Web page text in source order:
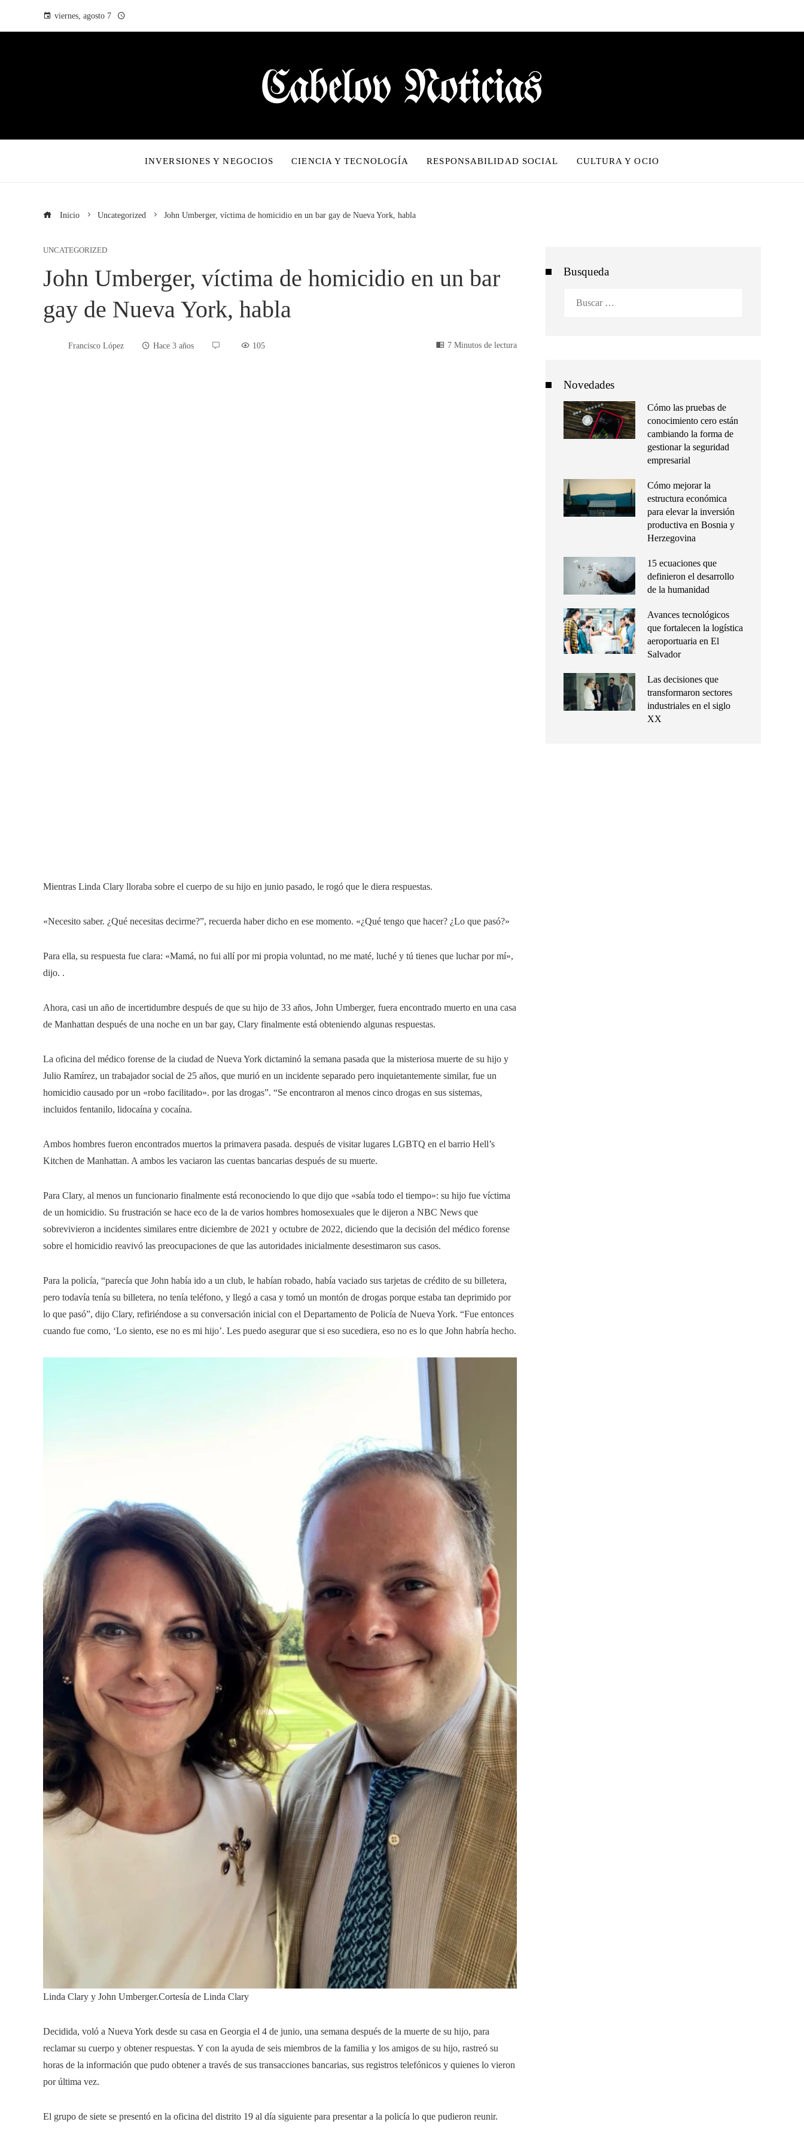
viernes, agosto 7
INVERSIONES Y NEGOCIOS CIENCIA Y TECNOLOGÍA RESPONSABILIDAD SOCIAL CULTURA Y OCIO
Inicio Uncategorized John Umberger, víctima de homicidio en un bar gay de Nueva York, habla
UNCATEGORIZED
John Umberger, víctima de homicidio en un bar
gay de Nueva York, habla
Francisco López Hace 3 años 105 7 Minutos de lectura
Mientras Linda Clary lloraba sobre el cuerpo de su hijo en junio pasado, le rogó que le diera respuestas.
«Necesito saber. ¿Qué necesitas decirme?”, recuerda haber dicho en ese momento. «¿Qué tengo que hacer? ¿Lo que pasó?»
Para ella, su respuesta fue clara: «Mamá, no fui allí por mi propia voluntad, no me maté, luché y tú tienes que luchar por mí»,
dijo. .
Ahora, casi un año de incertidumbre después de que su hijo de 33 años, John Umberger, fuera encontrado muerto en una casa
de Manhattan después de una noche en un bar gay, Clary finalmente está obteniendo algunas respuestas.
La oficina del médico forense de la ciudad de Nueva York dictaminó la semana pasada que la misteriosa muerte de su hijo y
Julio Ramírez, un trabajador social de 25 años, que murió en un incidente separado pero inquietantemente similar, fue un
homicidio causado por un «robo facilitado». por las drogas”. “Se encontraron al menos cinco drogas en sus sistemas,
incluidos fentanilo, lidocaína y cocaína.
Ambos hombres fueron encontrados muertos la primavera pasada. después de visitar lugares LGBTQ en el barrio Hell’s
Kitchen de Manhattan. A ambos les vaciaron las cuentas bancarias después de su muerte.
Para Clary, al menos un funcionario finalmente está reconociendo lo que dijo que «sabía todo el tiempo»: su hijo fue víctima
de un homicidio. Su frustración se hace eco de la de varios hombres homosexuales que le dijeron a NBC News que
sobrevivieron a incidentes similares entre diciembre de 2021 y octubre de 2022, diciendo que la decisión del médico forense
sobre el homicidio reavivó las preocupaciones de que las autoridades inicialmente desestimaron sus casos.
Para la policía, “parecía que John había ido a un club, le habían robado, había vaciado sus tarjetas de crédito de su billetera,
pero todavía tenía su billetera, no tenía teléfono, y llegó a casa y tomó un montón de drogas porque estaba tan deprimido por
lo que pasó”, dijo Clary, refiriéndose a su conversación inicial con el Departamento de Policía de Nueva York. “Fue entonces
cuando fue como, ‘Lo siento, ese no es mi hijo’. Les puedo asegurar que si eso sucediera, eso no es lo que John habría hecho.
Linda Clary y John Umberger.Cortesía de Linda Clary
Decidida, voló a Nueva York desde su casa en Georgia el 4 de junio, una semana después de la muerte de su hijo, para
reclamar su cuerpo y obtener respuestas. Y con la ayuda de seis miembros de la familia y los amigos de su hijo, rastreó su
horas de la información que pudo obtener a través de sus transacciones bancarias, sus registros telefónicos y quienes lo vieron
por última vez.
El grupo de siete se presentó en la oficina del distrito 19 al día siguiente para presentar a la policía lo que pudieron reunir.
Busqueda
Novedades
Cómo las pruebas de
conocimiento cero están
cambiando la forma de
gestionar la seguridad
empresarial
Cómo mejorar la
estructura económica
para elevar la inversión
productiva en Bosnia y
Herzegovina
15 ecuaciones que
definieron el desarrollo
de la humanidad
Avances tecnológicos
que fortalecen la logística
aeroportuaria en El
Salvador
Las decisiones que
transformaron sectores
industriales en el siglo
XX